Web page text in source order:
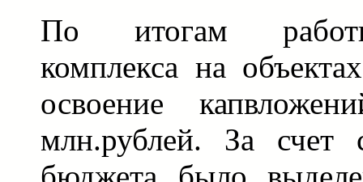
По итогам
комплекса на
освоение
млн.рублей. За счет